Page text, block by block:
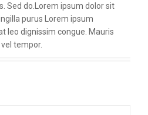
Sed do.Lorem ipsum dolor sit
purus Lorem ipsum
leo dignissim congue. Mauris
tempor.